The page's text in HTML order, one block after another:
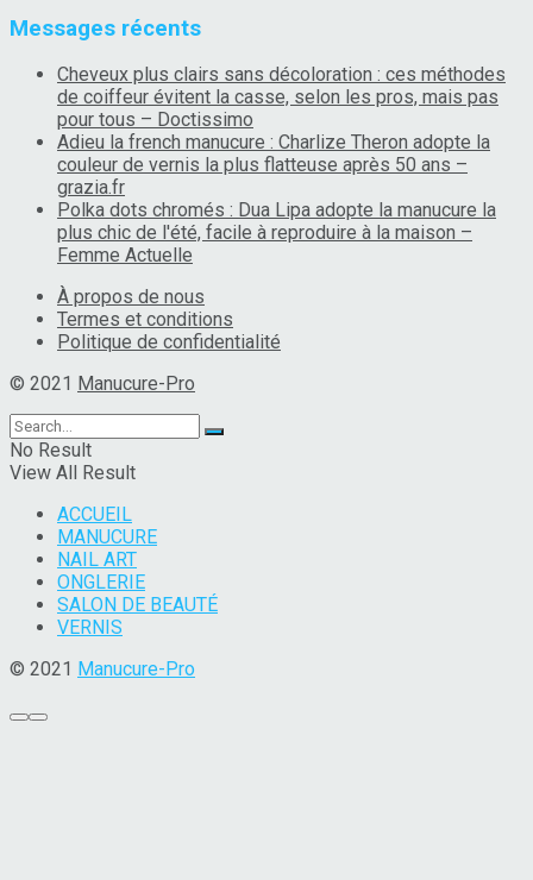
Messages récents
Cheveux plus clairs sans décoloration : ces méthodes
de coiffeur évitent la casse, selon les pros, mais pas
pour tous – Doctissimo
Adieu la french manucure : Charlize Theron adopte la
couleur de vernis la plus flatteuse après 50 ans –
grazia.fr
Polka dots chromés : Dua Lipa adopte la manucure la
plus chic de l'été, facile à reproduire à la maison –
Femme Actuelle
À propos de nous
Termes et conditions
Politique de confidentialité
© 2021 Manucure-Pro
No Result
View All Result
ACCUEIL
MANUCURE
NAIL ART
ONGLERIE
SALON DE BEAUTÉ
VERNIS
© 2021 Manucure-Pro